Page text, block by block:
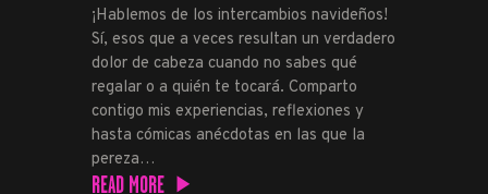
¡Hablemos de los intercambios navideños!
Sí, esos que a veces resultan un verdadero
dolor de cabeza cuando no sabes qué
regalar o a quién te tocará. Comparto
contigo mis experiencias, reflexiones y
hasta cómicas anécdotas en las que la
pereza…
READ MORE